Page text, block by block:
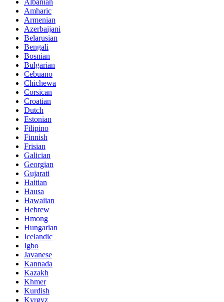
Albanian
Amharic
Armenian
Azerbaijani
Belarusian
Bengali
Bosnian
Bulgarian
Cebuano
Chichewa
Corsican
Croatian
Dutch
Estonian
Filipino
Finnish
Frisian
Galician
Georgian
Gujarati
Haitian
Hausa
Hawaiian
Hebrew
Hmong
Hungarian
Icelandic
Igbo
Javanese
Kannada
Kazakh
Khmer
Kurdish
Kyrgyz